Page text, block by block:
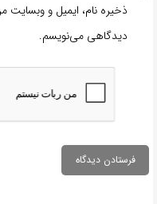
ذخیره نام، ایمیل و وبسایت
دیدگاهی می‌نویسم.